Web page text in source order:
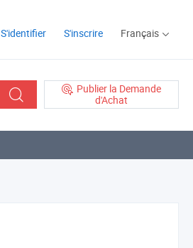
S'identifier S'inscrire Français
Publier la Demande
d'Achat